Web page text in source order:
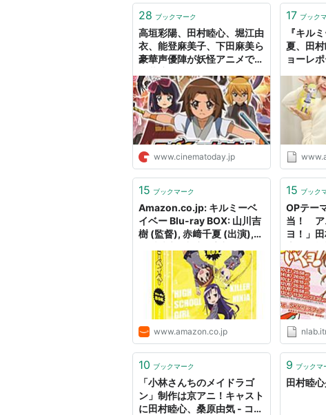
キルミーベイベー（ソーニャ）*主演
団地ともお（吉本雅人）
凪のあすから（ぎょめんそう）
ノブナガン（スーホ）
バディ・コンプレックス（ラーシャ
バトルスピリッツ烈火魂＜バーニン
VENUS PROJECT -CLIMAX-（ケ
学戦都市アスタリスク（カミラ・パ
機動戦士ガンダム 鉄血のオルフェ
GATE 自衛隊 彼の地にて、斯く戦
コメット・ルシファー（パトリック
最弱無敗の神装機竜（ルクス・アー
紅殻のパンドラ（デヴィッド・リン
バトルスピリッツ ダブルドライブ
モンスターハンター ストーリーズ
OVA
機動戦士ガンダムUC（ディクバ）
サイボーグ009VSデビルマン（
劇場アニメ
28 ブックマーク
高垣彩陽、田村睦心、堀江由
衣、能登麻美子、下田麻美ら
豪華声優陣が妖怪アニメで夢
www.cinematoday.jp
17 ブック
『キル
夏、田
ョーレ
15 ブックマーク
Amazon.co.jp: キルミーベ
イベー Blu-ray BOX: 山川吉
樹 (監督), 赤﨑千夏 (出演),
(出演): DVD
www.amazon.co.jp
15 ブック
OPテー
当！ ア
ヨ！」
愛生、
井上喜
ビュー
10 ブックマーク
「小林さんちのメイドラゴ
ン」制作は京アニ！キャスト
に田村睦心、桑原由気 - コミ
9 ブックマ
田村睦